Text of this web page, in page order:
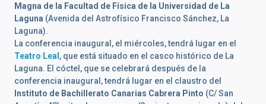
Magna de la Facultad de Física de la Universidad de La
Laguna (Avenida del Astrofísico Francisco Sánchez, La
Laguna).
La conferencia inaugural, el miércoles, tendrá lugar en el
Teatro Leal, que está situado en el casco histórico de La
Laguna. El cóctel, que se celebrará después de la
conferencia inaugural, tendrá lugar en el claustro del
Instituto de Bachillerato Canarias Cabrera Pinto (C/ San